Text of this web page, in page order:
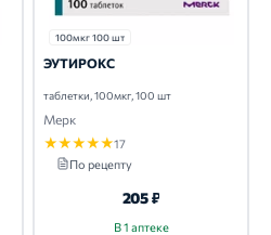
100мкг 100 шт
ЭУТИРОКС
таблетки, 100мкг, 100 шт
Мерк
★★★★★17
По рецепту
205 ₽
В 1 аптеке